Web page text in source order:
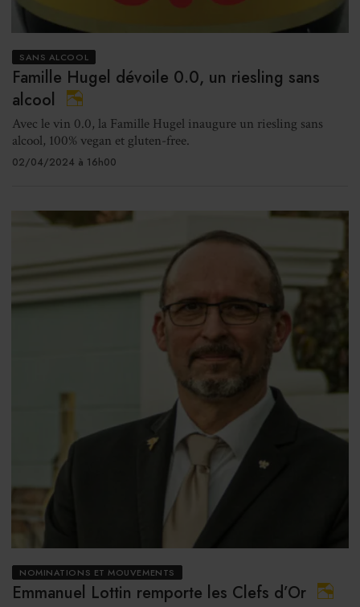
SANS ALCOOL
Famille Hugel dévoile 0.0, un riesling sans
alcool
Avec le vin 0.0, la Famille Hugel inaugure un riesling sans
alcool, 100% vegan et gluten-free.
02/04/2024 à 16h00
NOMINATIONS ET MOUVEMENTS
Emmanuel Lottin remporte les Clefs d’Or